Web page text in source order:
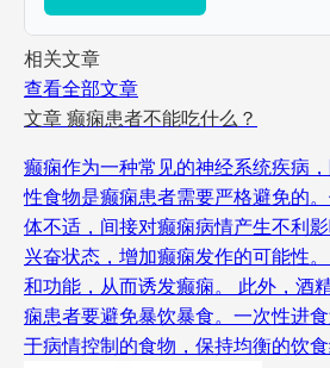
相关文章
查看全部文章
文章 癫痫患者不能吃什么？
癫痫作为一种常见的神经系统疾病
性食物是癫痫患者需要严格避免的
体不适，间接对癫痫病情产生不利
兴奋状态，增加癫痫发作的可能性
和功能，从而诱发癫痫。 此外，酒
痫患者要避免暴饮暴食。一次性进
于病情控制的食物，保持均衡的饮